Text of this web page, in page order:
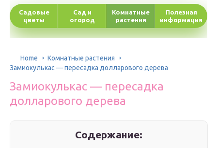
Садовые
цветы
Сад и
огород
Комнатные
растения
Полезная
информация
Home
Комнатные растения
Замиокулькас — пересадка долларового дерева
Замиокулькас — пересадка
долларового дерева
Содержание: